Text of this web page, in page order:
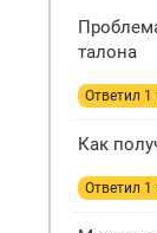
талона
Ответил
Как
Ответил